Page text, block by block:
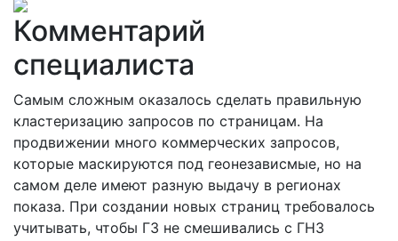
Комментарий
специалиста
Самым сложным оказалось сделать правильную
кластеризацию запросов по страницам. На
продвижении много коммерческих запросов,
которые маскируются под геонезависмые, но на
самом деле имеют разную выдачу в регионах
показа. При создании новых страниц требовалось
учитывать, чтобы ГЗ не смешивались с ГНЗ